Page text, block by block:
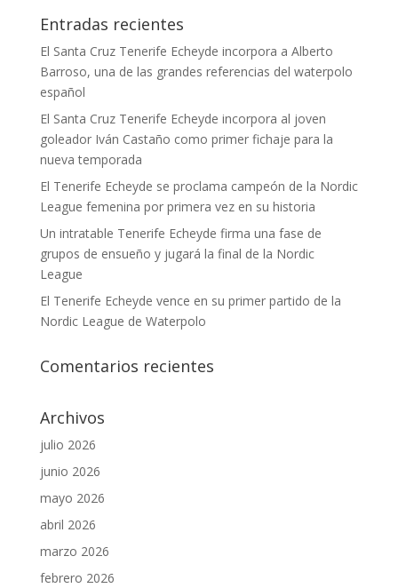
Entradas recientes
El Santa Cruz Tenerife Echeyde incorpora a Alberto
Barroso, una de las grandes referencias del waterpolo
español
El Santa Cruz Tenerife Echeyde incorpora al joven
goleador Iván Castaño como primer fichaje para la
nueva temporada
El Tenerife Echeyde se proclama campeón de la Nordic
League femenina por primera vez en su historia
Un intratable Tenerife Echeyde firma una fase de
grupos de ensueño y jugará la final de la Nordic
League
El Tenerife Echeyde vence en su primer partido de la
Nordic League de Waterpolo
Comentarios recientes
Archivos
julio 2026
junio 2026
mayo 2026
abril 2026
marzo 2026
febrero 2026